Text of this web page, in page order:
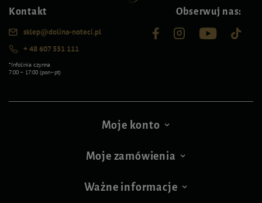
Kontakt
sklep@dolina-noteci.pl
+ 48 607 551 111
*Infolinia czynna
7:00 – 17:00 (pon–pt)
Obserwuj nas:
Moje konto
Moje zamówienia
Ważne informacje